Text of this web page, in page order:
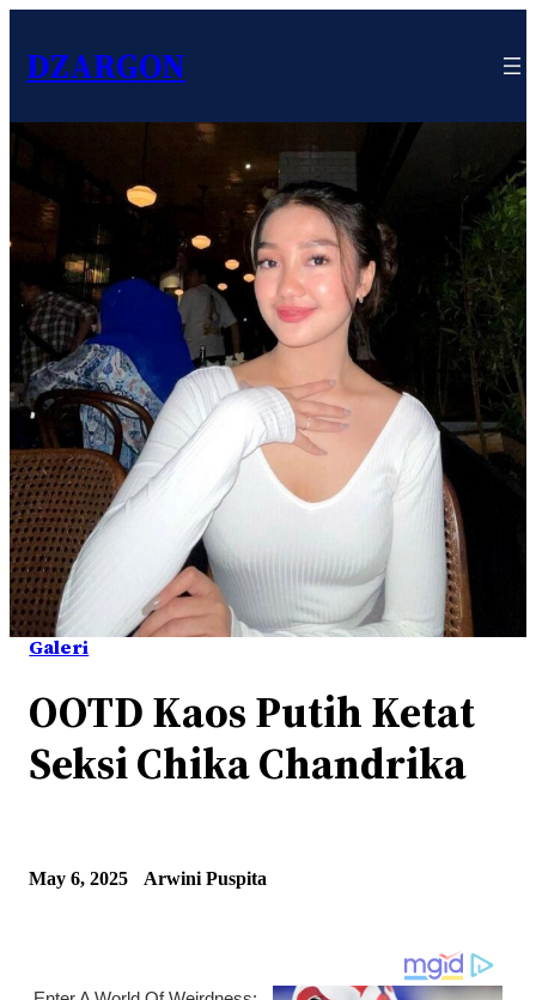
DZARGON
Galeri
OOTD Kaos Putih Ketat
Seksi Chika Chandrika
May 6, 2025 Arwini Puspita